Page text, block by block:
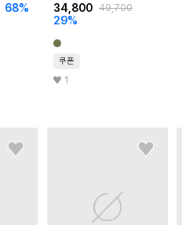
68% 34,800 49,700
29%
쿠폰
1